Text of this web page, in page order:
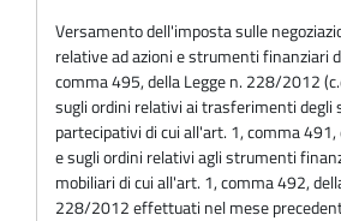
Versamento dell'imposta sulle
relative ad azioni e strumenti finanziari
comma 495, della Legge n. 228/2012
sugli ordini relativi ai trasferimenti
partecipativi di cui all'art. 1, comma
e sugli ordini relativi agli strumenti
mobiliari di cui all'art. 1, comma 492,
228/2012 effettuati nel mese